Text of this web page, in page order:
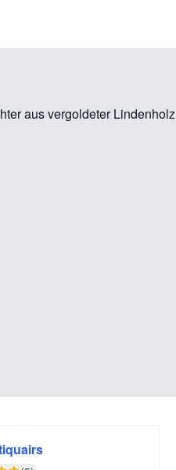
aus vergoldeter Lindenholz